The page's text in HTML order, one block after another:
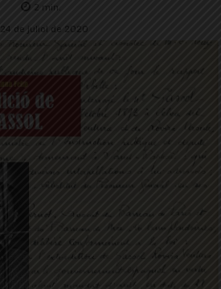
2 min.
24 de juliol de 2020